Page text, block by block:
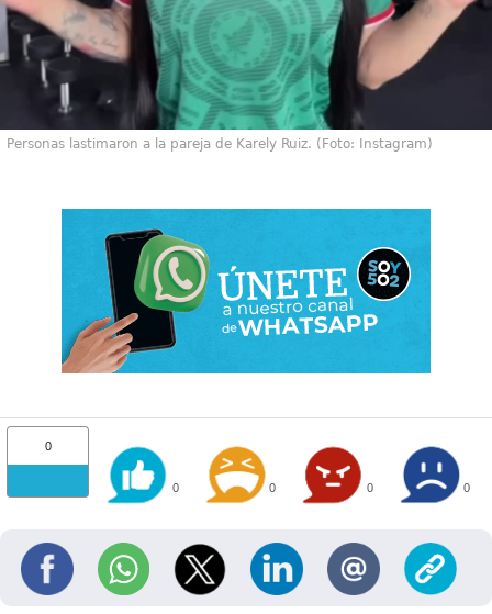
Personas lastimaron a la pareja de Karely Ruiz. (Foto: Instagram)
0
0 0 0 0